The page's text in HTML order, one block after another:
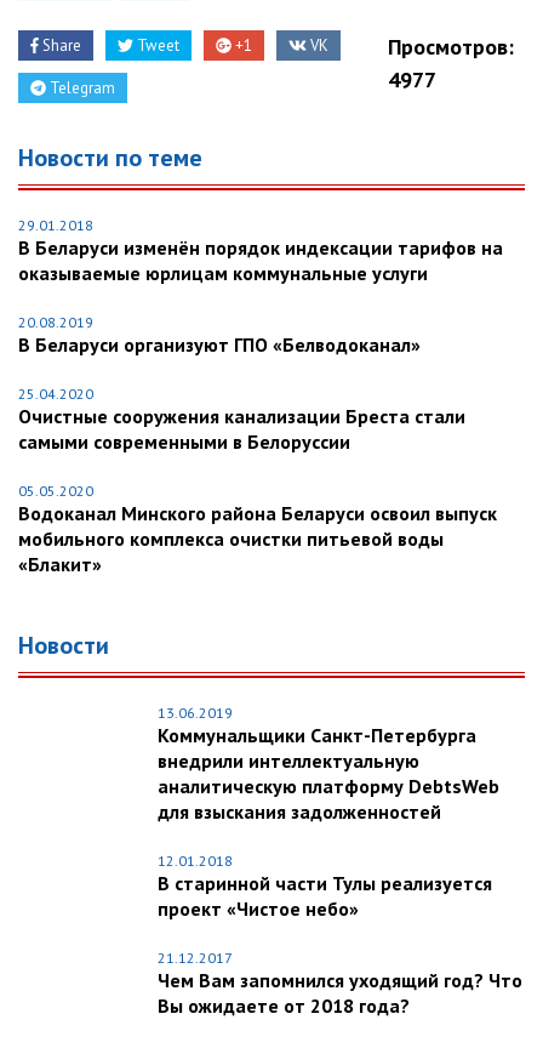
Share Tweet +1 VK
Telegram
Просмотров:
4977
Новости по теме
29.01.2018
В Беларуси изменён порядок индексации тарифов на
оказываемые юрлицам коммунальные услуги
20.08.2019
В Беларуси организуют ГПО «Белводоканал»
25.04.2020
Очистные сооружения канализации Бреста стали
самыми современными в Белоруссии
05.05.2020
Водоканал Минского района Беларуси освоил выпуск
мобильного комплекса очистки питьевой воды
«Блакит»
Новости
13.06.2019
Коммунальщики Санкт-Петербурга
внедрили интеллектуальную
аналитическую платформу DebtsWeb
для взыскания задолженностей
12.01.2018
В старинной части Тулы реализуется
проект «Чистое небо»
21.12.2017
Чем Вам запомнился уходящий год? Что
Вы ожидаете от 2018 года?